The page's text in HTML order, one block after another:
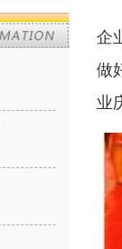
企
做
业